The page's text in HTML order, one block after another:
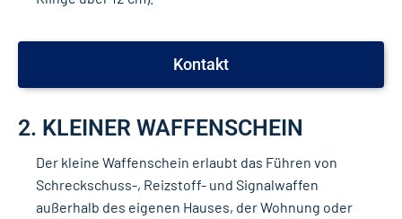
Kontakt
2. KLEINER WAFFENSCHEIN
Der kleine Waffenschein erlaubt das Führen von
Schreckschuss-, Reizstoff- und Signalwaffen
außerhalb des eigenen Hauses, der Wohnung oder